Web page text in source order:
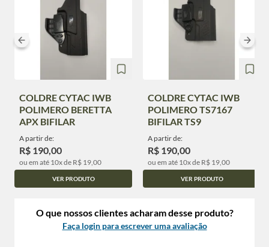
COLDRE CYTAC IWB
POLIMERO BERETTA
APX BIFILAR
A partir de:
R$ 190,00
ou em até 10x de R$ 19,00
VER PRODUTO
COLDRE CYTAC IWB
POLIMERO TS7167
BIFILAR TS9
A partir de:
R$ 190,00
ou em até 10x de R$ 19,00
VER PRODUTO
O que nossos clientes acharam desse produto?
Faça login para escrever uma avaliação